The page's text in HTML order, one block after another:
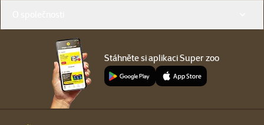
Stáhněte si aplikaci Super zoo